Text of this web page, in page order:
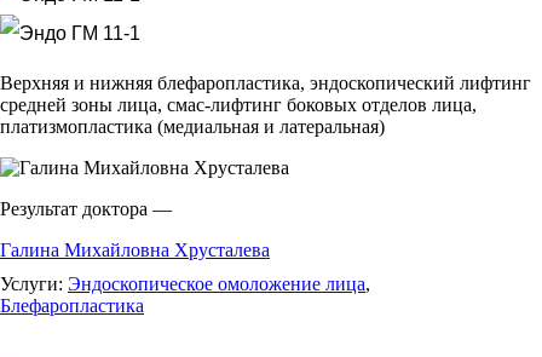
Верхняя и нижняя блефаропластика, эндоскопический лифтинг
средней зоны лица, смас-лифтинг боковых отделов лица,
платизмопластика (медиальная и латеральная)
Результат доктора —
Галина Михайловна Хрусталева
Услуги: Эндоскопическое омоложение лица,
Блефаропластика